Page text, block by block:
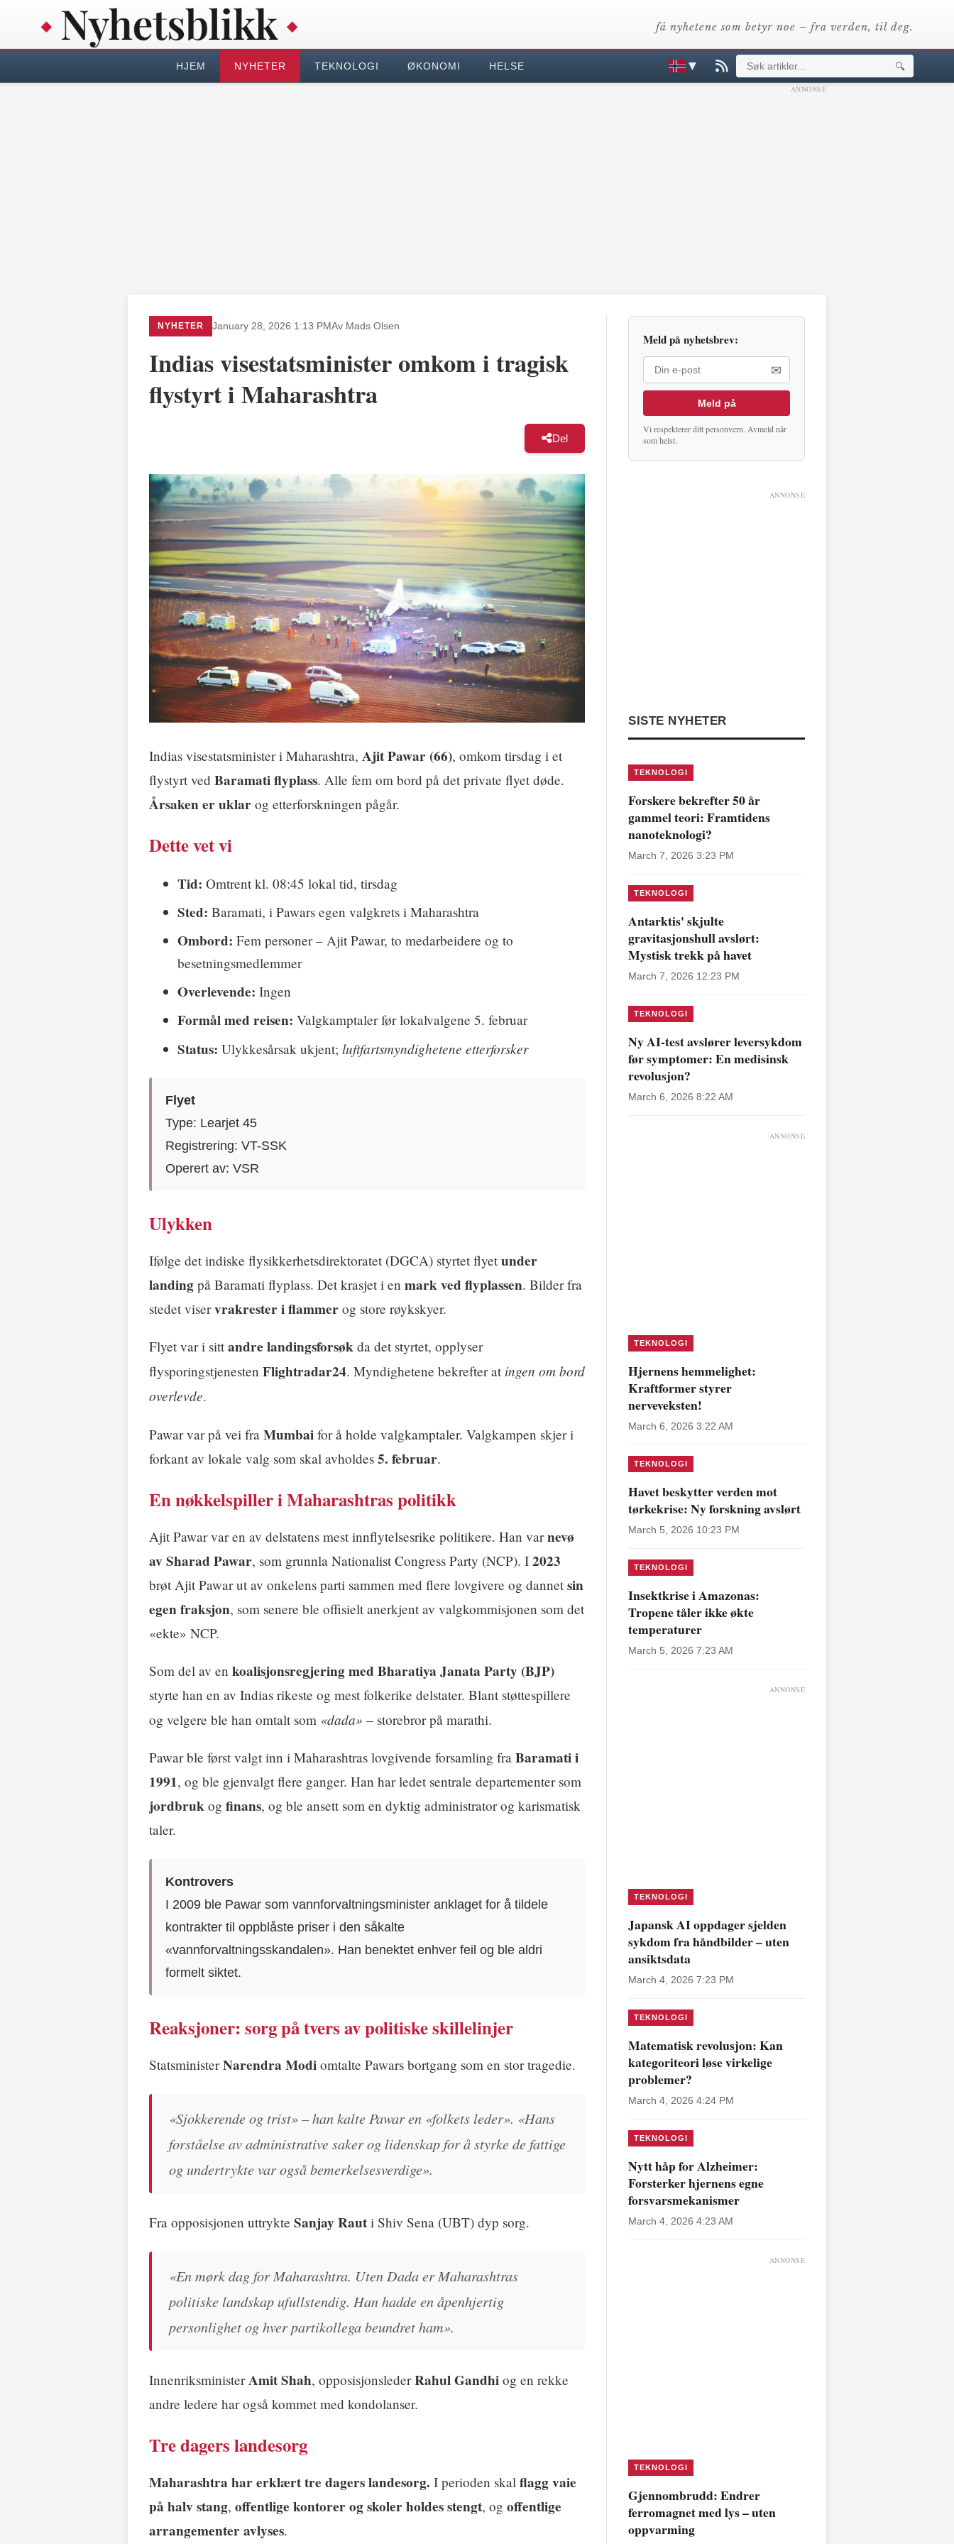
få nyhetene som betyr noe – fra verden, til deg.
HJEM NYHETER TEKNOLOGI ØKONOMI HELSE ▼ 🔍
ANNONSE
NYHETER January 28, 2026 1:13 PMAv Mads Olsen
Indias visestatsminister omkom i tragisk
flystyrt i Maharashtra
Del
Indias visestatsminister i Maharashtra, Ajit Pawar (66), omkom tirsdag i et
flystyrt ved Baramati flyplass. Alle fem om bord på det private flyet døde.
Årsaken er uklar og etterforskningen pågår.
Dette vet vi
Tid: Omtrent kl. 08:45 lokal tid, tirsdag
Sted: Baramati, i Pawars egen valgkrets i Maharashtra
Ombord: Fem personer – Ajit Pawar, to medarbeidere og to
besetningsmedlemmer
Overlevende: Ingen
Formål med reisen: Valgkamptaler før lokalvalgene 5. februar
Status: Ulykkesårsak ukjent; luftfartsmyndighetene etterforsker
Flyet
Type: Learjet 45
Registrering: VT-SSK
Operert av: VSR
Ulykken
Ifølge det indiske flysikkerhetsdirektoratet (DGCA) styrtet flyet under
landing på Baramati flyplass. Det krasjet i en mark ved flyplassen. Bilder fra
stedet viservrakrester i flammer og store røykskyer.
Flyet var i sitt andre landingsforsøk da det styrtet, opplyser
flysporingstjenesten Flightradar24. Myndighetene bekrefter at ingen om bord
overlevde.
Pawar var på vei fra Mumbai for å holde valgkamptaler. Valgkampen skjer i
forkant av lokale valg som skal avholdes 5. februar.
En nøkkelspiller i Maharashtras politikk
Ajit Pawar var en av delstatens mest innflytelsesrike politikere. Han varnevø
av Sharad Pawar, som grunnla Nationalist Congress Party (NCP). I 2023
brøt Ajit Pawar ut av onkelens parti sammen med flere lovgivere og dannet sin
egen fraksjon, som senere ble offisielt anerkjent av valgkommisjonen som det
«ekte» NCP.
Som del av en koalisjonsregjering med Bharatiya Janata Party (BJP)
styrte han en av Indias rikeste og mest folkerike delstater. Blant støttespillere
og velgere ble han omtalt som «dada» – storebror på marathi.
Pawar ble først valgt inn i Maharashtras lovgivende forsamling fra Baramati i
1991, og ble gjenvalgt flere ganger. Han har ledet sentrale departementer som
jordbruk og finans, og ble ansett som en dyktig administrator og karismatisk
taler.
Kontrovers
I 2009 ble Pawar som vannforvaltningsminister anklaget for å tildele
kontrakter til oppblåste priser i den såkalte
«vannforvaltningsskandalen». Han benektet enhver feil og ble aldri
formelt siktet.
Reaksjoner: sorg på tvers av politiske skillelinjer
StatsministerNarendra Modi omtalte Pawars bortgang som en stor tragedie.
«Sjokkerende og trist» – han kalte Pawar en «folkets leder». «Hans
forståelse av administrative saker og lidenskap for å styrke de fattige
og undertrykte var også bemerkelsesverdige».
Fra opposisjonen uttrykte Sanjay Raut i Shiv Sena (UBT) dyp sorg.
«En mørk dag for Maharashtra. Uten Dada er Maharashtras
politiske landskap ufullstendig. Han hadde en åpenhjertig
personlighet og hver partikollega beundret ham».
InnenriksministerAmit Shah, opposisjonslederRahul Gandhi og en rekke
andre ledere har også kommet med kondolanser.
Tre dagers landesorg
Maharashtra har erklært tre dagers landesorg. I perioden skal flagg vaie
på halv stang, offentlige kontorer og skoler holdes stengt, og offentlige
arrangementer avlyses.
Meld på nyhetsbrev:
✉
Meld på
Vi respekterer ditt personvern. Avmeld når
som helst.
ANNONSE
SISTE NYHETER
TEKNOLOGI
Forskere bekrefter 50 år
gammel teori: Framtidens
nanoteknologi?
March 7, 2026 3:23 PM
TEKNOLOGI
Antarktis' skjulte
gravitasjonshull avslørt:
Mystisk trekk på havet
March 7, 2026 12:23 PM
TEKNOLOGI
Ny AI-test avslører leversykdom
før symptomer: En medisinsk
revolusjon?
March 6, 2026 8:22 AM
ANNONSE
TEKNOLOGI
Hjernens hemmelighet:
Kraftformer styrer
nerveveksten!
March 6, 2026 3:22 AM
TEKNOLOGI
Havet beskytter verden mot
tørkekrise: Ny forskning avslørt
March 5, 2026 10:23 PM
TEKNOLOGI
Insektkrise i Amazonas:
Tropene tåler ikke økte
temperaturer
March 5, 2026 7:23 AM
ANNONSE
TEKNOLOGI
Japansk AI oppdager sjelden
sykdom fra håndbilder – uten
ansiktsdata
March 4, 2026 7:23 PM
TEKNOLOGI
Matematisk revolusjon: Kan
kategoriteori løse virkelige
problemer?
March 4, 2026 4:24 PM
TEKNOLOGI
Nytt håp for Alzheimer:
Forsterker hjernens egne
forsvarsmekanismer
March 4, 2026 4:23 AM
ANNONSE
TEKNOLOGI
Gjennombrudd: Endrer
ferromagnet med lys – uten
oppvarming